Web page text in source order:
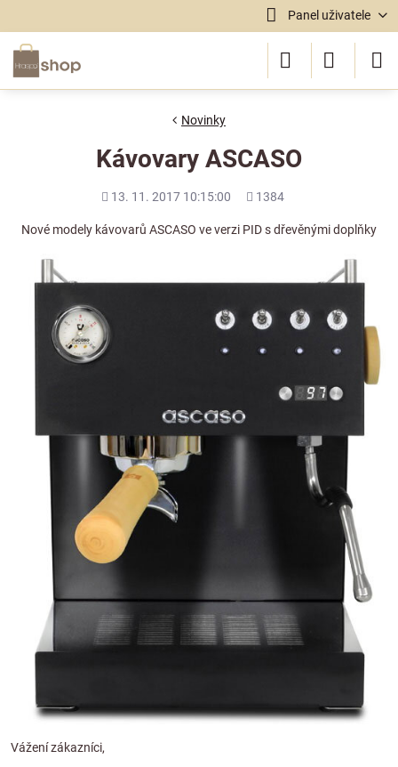
Panel uživatele
Novinky
Kávovary ASCASO
Přidáno
13. 11. 2017 10:15:00
Počet
1384
Nové modely kávovarů ASCASO ve verzi PID s dřevěnými doplňky
Vážení zákazníci,